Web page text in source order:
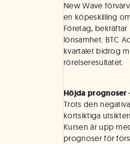
New Wave
en köpeskilling
Företag,
lönsamhet. BTC
kvartalet bidrog
rörelseresultatet.
Höjda
Trots den
kortsiktiga
Kursen är upp
prognoser för